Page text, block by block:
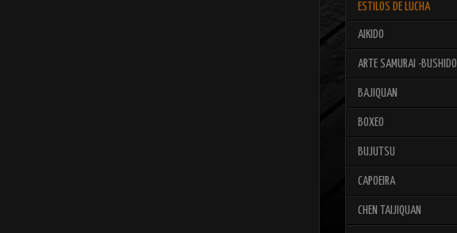
ESTILOS DE LUCHA
AIKIDO
ARTE SAMURAI -BUSHIDO
BAJIQUAN
BOXEO
BUJUTSU
CAPOEIRA
CHEN TAIJIQUAN